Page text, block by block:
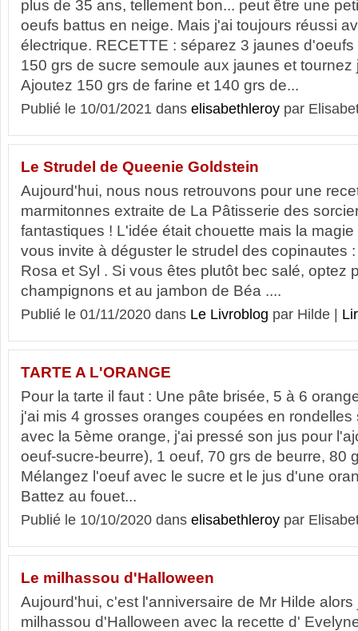
plus de 35 ans, tellement bon... peut être une
oeufs battus en neige. Mais j'ai toujours réussi
électrique. RECETTE : séparez 3 jaunes
150 grs de sucre semoule aux jaunes et
Ajoutez 150 grs de farine et 140 grs de...
Publié le 10/01/2021 dans elisabethleroy par
Le Strudel de Queenie Goldstein
Aujourd'hui, nous nous retrouvons pour une
marmitonnes extraite de La Pâtisserie des
fantastiques ! L'idée était chouette mais la
vous invite à déguster le strudel des copinautes
Rosa et Syl . Si vous êtes plutôt bec salé, optez
champignons et au jambon de Béa ....
Publié le 01/11/2020 dans Le Livroblog par Hilde |
TARTE A L'ORANGE
Pour la tarte il faut : Une pâte brisée, 5 à 6
j'ai mis 4 grosses oranges coupées en rondelles
avec la 5ème orange, j'ai pressé son jus pour
oeuf-sucre-beurre), 1 oeuf, 70 grs de beurre, 80
Mélangez l'oeuf avec le sucre et le jus d'une
Battez au fouet...
Publié le 10/10/2020 dans elisabethleroy par
Le milhassou d'Halloween
Aujourd'hui, c'est l'anniversaire de Mr Hilde
milhassou d'Halloween avec la recette d'